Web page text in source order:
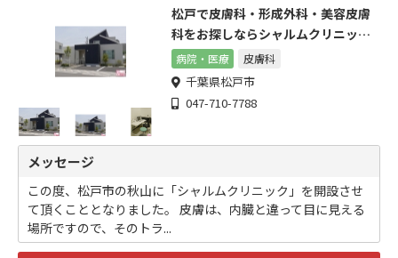
松戸で皮膚科・形成外科・美容皮膚
科をお探しならシャルムクリニック
にご相談ください
病院・医療 皮膚科
千葉県松戸市
047-710-7788
メッセージ
この度、松戸市の秋山に「シャルムクリニック」を開設させ
て頂くこととなりました。 皮膚は、内臓と違って目に見える
場所ですので、そのトラ...